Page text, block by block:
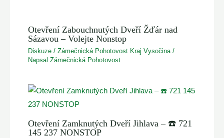
Otevření Zabouchnutých Dveří Žďár nad
Sázavou – Volejte Nonstop
Diskuze /Zámečnická Pohotovost Kraj Vysočina /
NapsalZámečnická Pohotovost
Otevření Zamknutých Dveří Jihlava – ☎️ 721
145 237 NONSTOP